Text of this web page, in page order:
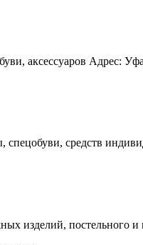
аксессуаров Адрес:
спецобуви, средств
изделий, постельного